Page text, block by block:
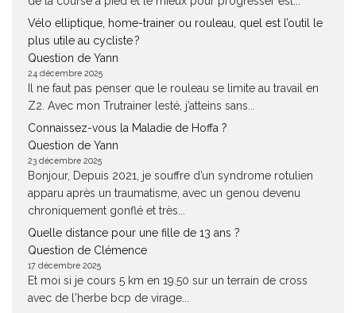
Vélo elliptique, home-trainer ou rouleau, quel est l’outil le
plus utile au cycliste ?
Question de Yann
24 décembre 2025
Il ne faut pas penser que le rouleau se limite au travail en
Z2. Avec mon Trutrainer lesté, j’atteins sans...
Connaissez-vous la Maladie de Hoffa ?
Question de Yann
23 décembre 2025
Bonjour, Depuis 2021, je souffre d’un syndrome rotulien
apparu après un traumatisme, avec un genou devenu
chroniquement gonflé et très...
Quelle distance pour une fille de 13 ans ?
Question de Clémence
17 décembre 2025
Et moi si je cours 5 km en 19.50 sur un terrain de cross
avec de l'herbe bcp de virage...